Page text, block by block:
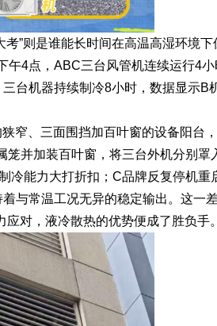
考”则是谁能长时间在高温高湿环境下
4点，ABC三台风管机连续运行4小
台机器持续制冷8小时，数据显示B
窄、三面围挡加百叶窗的设备阳台
并加装百叶窗，将三台外机分别罩
冷能力大打折扣；C品牌反复停机重
与常温工况无异的稳定输出。这一
对，液冷散热的优势便成了胜负手